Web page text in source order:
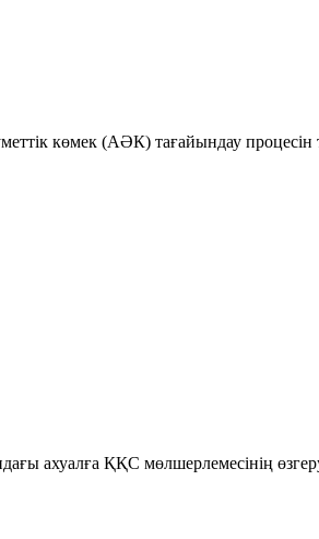
көмек (АӘК) тағайындау процесін
ахуалға ҚҚС мөлшерлемесінің